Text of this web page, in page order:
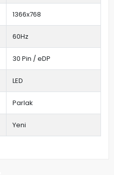
1366x768
60Hz
30 Pin / eDP
LED
Parlak
Yeni